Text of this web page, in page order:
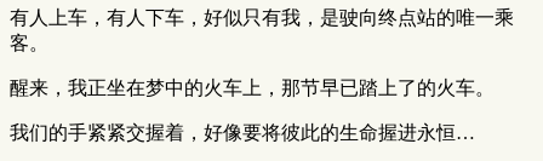
有人上车，有人下车，好似只有我，是驶向终点站的唯一乘
客。
醒来，我正坐在梦中的火车上，那节早已踏上了的火车。
我们的手紧紧交握着，好像要将彼此的生命握进永恒…